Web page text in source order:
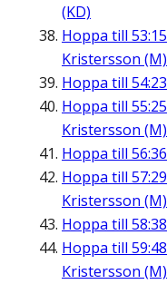
(KD)
Hoppa till 53:15
Kristersson (M)
Hoppa till 54:23
Hoppa till 55:25
Kristersson (M)
Hoppa till 56:36
Hoppa till 57:29
Kristersson (M)
Hoppa till 58:38
Hoppa till 59:48
Kristersson (M)